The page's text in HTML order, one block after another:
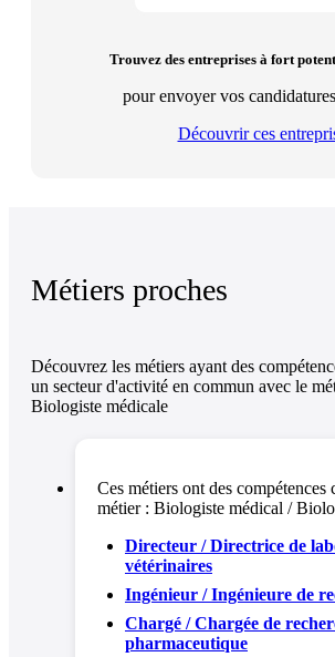
Trouvez des entreprises à fort
pour envoyer vos
Découvrir ces
Métiers proches
Découvrez les métiers ayant des
un secteur d'activité en commun avec le
Biologiste médicale
Ces métiers ont des compétences
métier : Biologiste médical /
Directeur / Directrice de
vétérinaires
Ingénieur / Ingénieure de
Chargé / Chargée de
pharmaceutique